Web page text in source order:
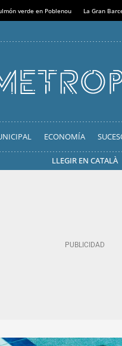
verde en Poblenou La Gran
ECONOMÍA
LLEGIR EN CATALÀ